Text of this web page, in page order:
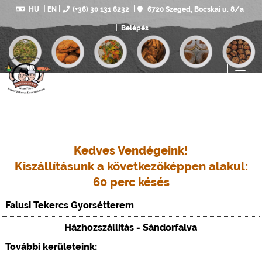
HU EN (+36) 30 131 6232 6720 Szeged, Bocskai u. 8/a
Belépés
Kedves Vendégeink!
Kiszállításunk a következőképpen alakul:
60 perc késés
Falusi Tekercs Gyorsétterem
Házhozszállítás - Sándorfalva
További kerületeink: